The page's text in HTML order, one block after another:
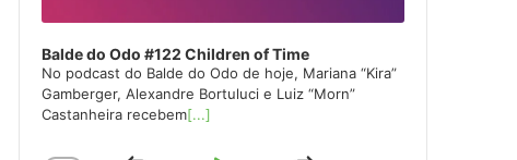
Balde do Odo #122 Children of Time
No podcast do Balde do Odo de hoje, Mariana “Kira”
Gamberger, Alexandre Bortuluci e Luiz “Morn”
Castanheira recebem[...]